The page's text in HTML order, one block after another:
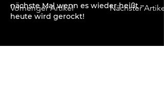
Vorheriger Artikel Nächster Artikel
nächste Mal wenn es wieder heißt –
heute wird gerockt!